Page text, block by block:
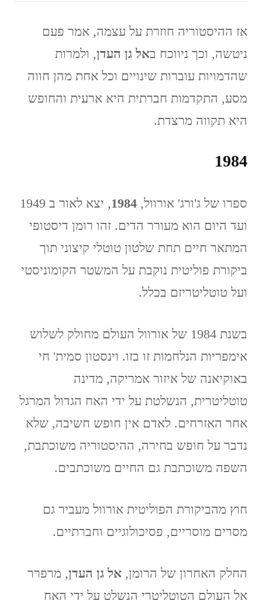
אז ההיסטוריה חוזרת על עצמה, אמר פעם
ניטשה, וכך ניווכח באל גן העדן, ולמרות
שהדמויות עוברות שינויים וכל אחת מהן חווה
מסע, התקדמות חברתית היא ארעית והחופש
היא תקווה מרצדת.
1984
ספרו של ג'ורג' אורוול, 1984
, יצא לאור ב 1949
ועד היום הוא מעורר הדים. זהו רומן דיסטופי
המתאר חיים תחת שלטון טוטלי קיצוני תוך
ביקורת פוליטית נוקבת על המשטר הקומוניסטי
ועל טוטליטריזם בכלל.
בשנת 1984 של אורוול העולם מחולק לשלוש
אימפריות הנלחמות זו בזו. וינסטון סמית' חי
באוקיאנה של איזור אמריקה, מדינה
טוטליטרית, הנשלטת על ידי האח הגדול המרגל
אחר האזרחים. לאדם אין חופש חשיבה, שלא
נדבר על חופש בחירה, ההיסטוריה משוכתבת,
השפה משוכתבת גם החיים משוכתבים.
חוץ מהביקורת הפוליטית אורוול מעביר גם
מסרים מוסריים, פסיכולוגיים וחברתיים.
החלק האחרון של הרומן, אל גן העדן, מרפרר
אל העולם הטוטליטרי הנשלט על ידי האח